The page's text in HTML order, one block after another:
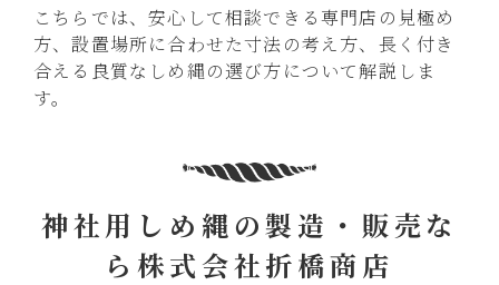
こちらでは、安心して相談できる専門店の見極め
方、設置場所に合わせた寸法の考え方、長く付き
合える良質なしめ縄の選び方について解説しま
す。
神社用しめ縄の製造・販売な
ら株式会社折橋商店